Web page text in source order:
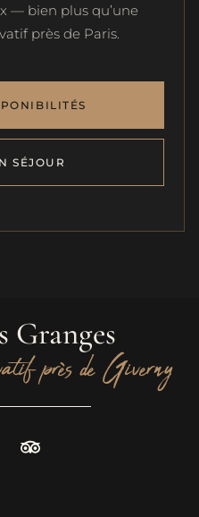
— bien plus qu’une
près de Paris.
SÉJOUR
Granges
près de Giverny